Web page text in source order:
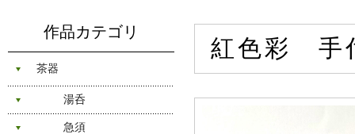
作品カテゴリ
茶器
湯呑
急須
紅色彩 手